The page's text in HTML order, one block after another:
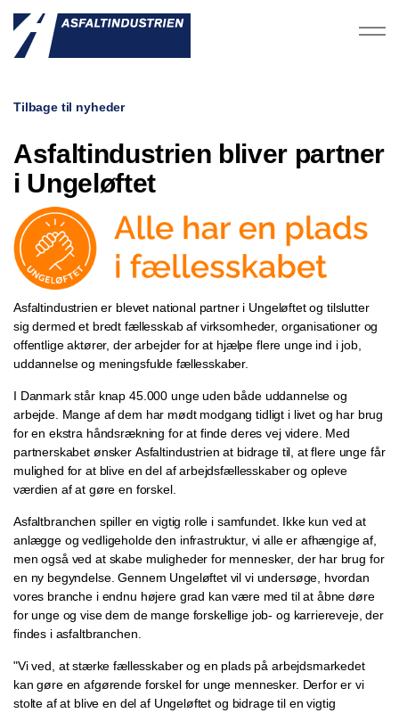
Tilbage til nyheder
Asfaltindustrien bliver partner
i Ungeløftet
Asfaltindustrien er blevet national partner i Ungeløftet og tilslutter
sig dermed et bredt fællesskab af virksomheder, organisationer og
offentlige aktører, der arbejder for at hjælpe flere unge ind i job,
uddannelse og meningsfulde fællesskaber.
I Danmark står knap 45.000 unge uden både uddannelse og
arbejde. Mange af dem har mødt modgang tidligt i livet og har brug
for en ekstra håndsrækning for at finde deres vej videre. Med
partnerskabet ønsker Asfaltindustrien at bidrage til, at flere unge får
mulighed for at blive en del af arbejdsfællesskaber og opleve
værdien af at gøre en forskel.
Asfaltbranchen spiller en vigtig rolle i samfundet. Ikke kun ved at
anlægge og vedligeholde den infrastruktur, vi alle er afhængige af,
men også ved at skabe muligheder for mennesker, der har brug for
en ny begyndelse. Gennem Ungeløftet vil vi undersøge, hvordan
vores branche i endnu højere grad kan være med til at åbne døre
for unge og vise dem de mange forskelligejob- og karriereveje, der
findes i asfaltbranchen.
"Vi ved, at stærke fællesskaber og en plads på arbejdsmarkedet
kan gøre en afgørende forskel for unge mennesker. Derfor er vi
stolte af at blive en del af Ungeløftet og bidrage til en vigtig